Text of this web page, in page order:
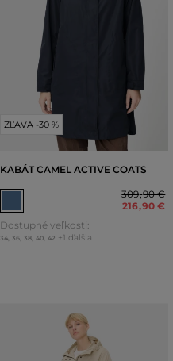
ZĽAVA -30 %
KABÁT CAMEL ACTIVE COATS
309,90 €
216,90 €
Dostupné veľkosti:
34, 36, 38, 40, 42 +1 ďalšia